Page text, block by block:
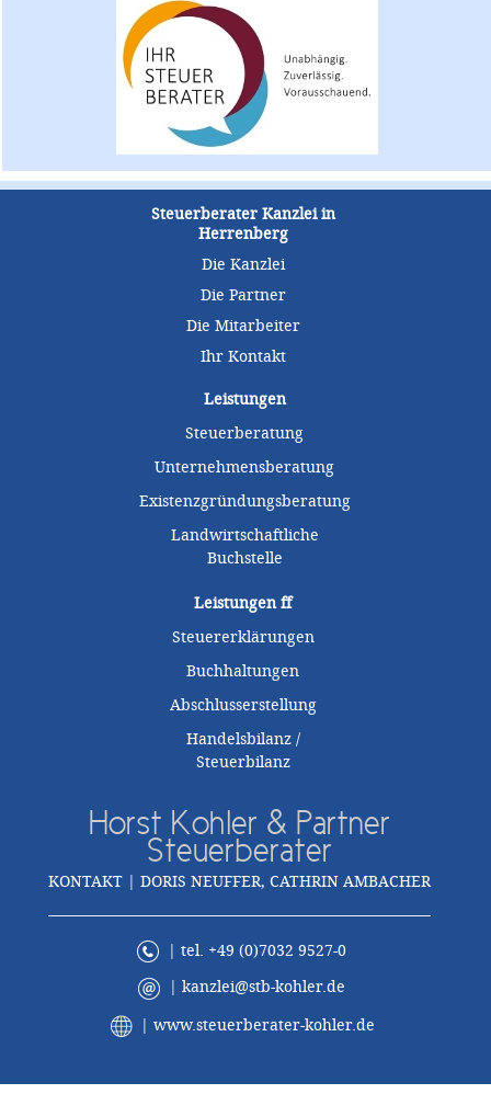
Steuerberater Kanzlei in
Herrenberg
Die Kanzlei
Die Partner
Die Mitarbeiter
Ihr Kontakt
Leistungen
Steuerberatung
Unternehmensberatung
Existenzgründungsberatung
Landwirtschaftliche
Buchstelle
Leistungenff
Steuererklärungen
Buchhaltungen
Abschlusserstellung
Handelsbilanz /
Steuerbilanz
Horst Kohler & Partner
Steuerberater
KONTAKT | DORIS NEUFFER, CATHRIN AMBACHER
| tel. +49 (0)7032 9527-0
| kanzlei@stb-kohler.de
| www.steuerberater-kohler.de